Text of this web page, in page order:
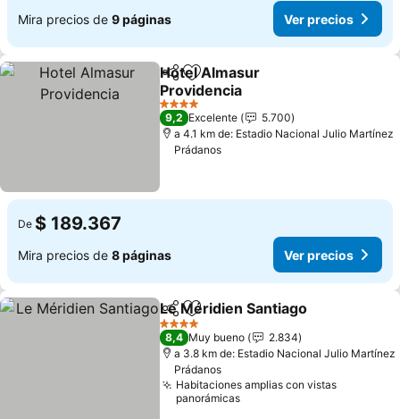
Mira precios de 9 páginas Ver precios
CompartirAgregar a favoritos
Hotel Almasur
Providencia
Ver precios
4 Estrellas
9,2 Excelente
5.700
a 4.1 km de: Estadio Nacional Julio Martínez
Prádanos
De $ 189.367
Mira precios de 8 páginas Ver precios
CompartirAgregar a favoritos
Le Méridien Santiago
4 Estrellas
8,4 Muy bueno
2.834
a 3.8 km de: Estadio Nacional Julio Martínez
Prádanos
Habitaciones amplias con vistas
panorámicas